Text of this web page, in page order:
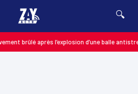
🔍
après l’explosion d’une balle antistress